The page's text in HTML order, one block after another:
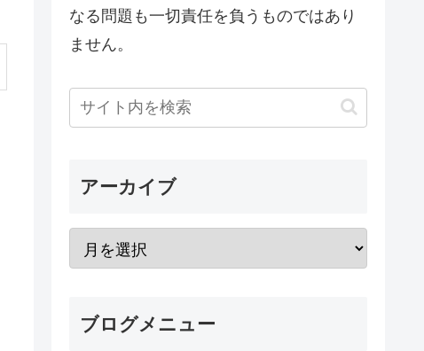
なる問題も一切責任を負うものではあり
ません。
アーカイブ
ブログメニュー